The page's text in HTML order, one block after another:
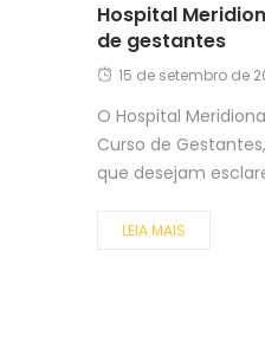
Hospital
de gestantes
15 de setembro de
O Hospital
Curso de
que desejam
LEIA MAIS